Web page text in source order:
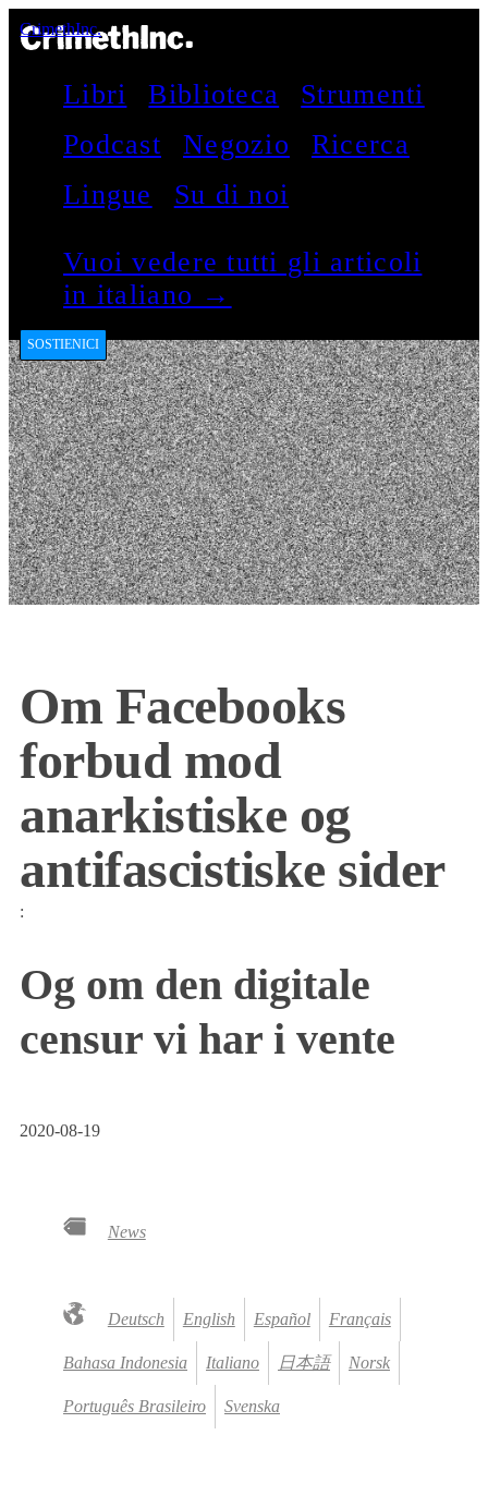
CrimethInc.
Libri Biblioteca
Strumenti
Podcast
Negozio
Ricerca
Lingue
Su di noi
Vuoi vedere tutti gli articoli
in italiano →
SOSTIENICI
Om Facebooks
forbud mod
anarkistiske og
antifascistiske sider
:
Og om den digitale
censur vi har i vente
2020-08-19
News
Deutsch English Español Français
Bahasa Indonesia Italiano 日本語 Norsk
Português Brasileiro Svenska